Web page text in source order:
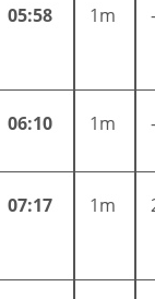
05:58 1m
06:10 1m
07:17 1m